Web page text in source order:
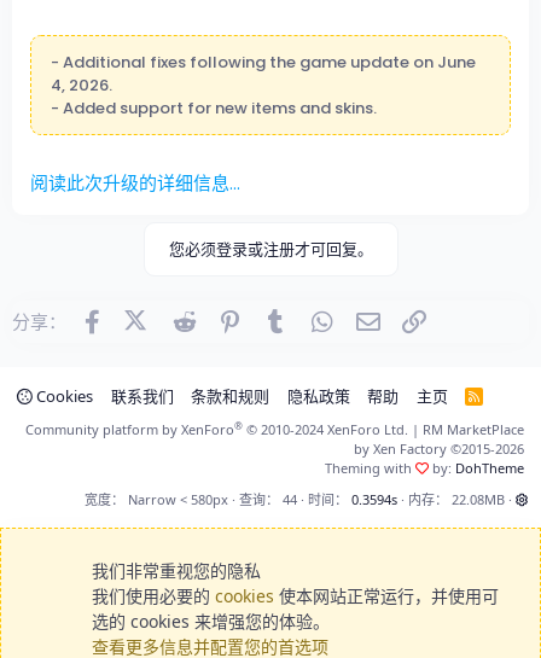
- Additional fixes following the game update on June
4, 2026.
- Added support for new items and skins.
阅读此次升级的详细信息...
您必须登录或注册才可回复。
分享：
Facebook
Reddit PinterestTumblr WhatsApp
邮件
Cookies 联系我们 条款和规则 隐私政策 帮助 主页
R
S
Community platform by XenForo® © 2010-2024 XenForo Ltd. | RM MarketPlace
by Xen Factory ©2015-2026
Theming with
by: DohTheme
宽度
查询 44 时间 0.3594s 内存 22.08MB
我们非常重视您的隐私
我们使用必要的 cookies 使本网站正常运行，并使用可
选的 cookies 来增强您的体验。
查看更多信息并配置您的首选项